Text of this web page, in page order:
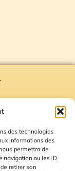
des technologies
informations des
permettra de
navigation ou les ID
retirer son
du site